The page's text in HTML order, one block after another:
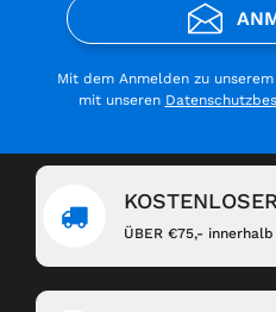
Mit dem Anmelden zu
mit unseren
ÜBER €75,-